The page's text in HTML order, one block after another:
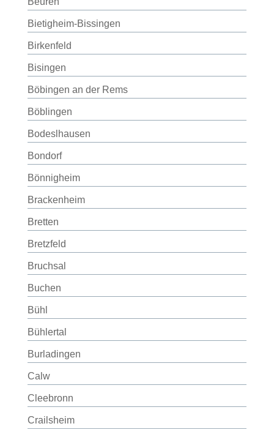
Bietigheim-Bissingen
Birkenfeld
Bisingen
Böbingen an der Rems
Böblingen
Bodeslhausen
Bondorf
Bönnigheim
Brackenheim
Bretten
Bretzfeld
Bruchsal
Buchen
Bühl
Bühlertal
Burladingen
Calw
Cleebronn
Crailsheim